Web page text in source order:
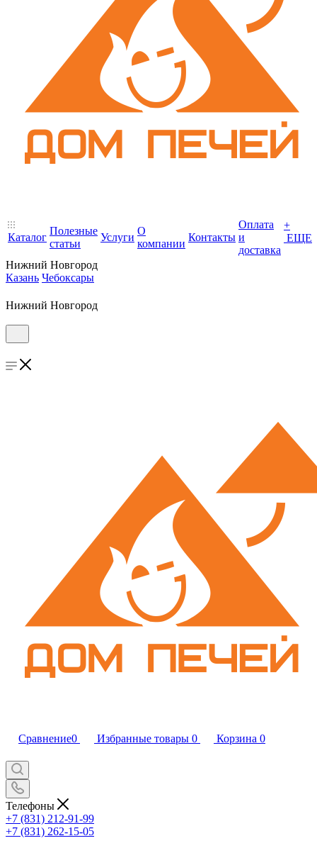
Каталог
Полезные
статьи
Услуги
О
компании
Контакты
Оплата
и
доставка
+
ЕЩЕ
Нижний Новгород
Казань Чебоксары
Нижний Новгород
Сравнение0 Избранные товары 0 Корзина 0
Телефоны
+7 (831) 212-91-99
+7 (831) 262-15-05